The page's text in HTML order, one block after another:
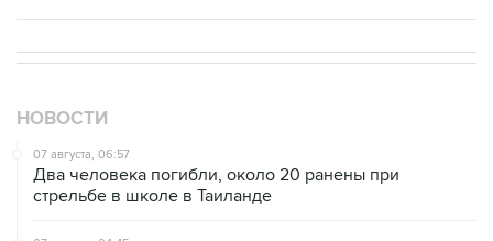
НОВОСТИ
07 августа, 06:57
Два человека погибли, около 20 ранены при
стрельбе в школе в Таиланде